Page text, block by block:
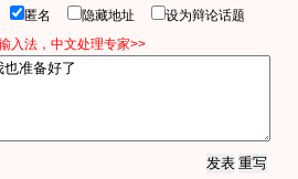
匿名 隐藏地址
设为辩论话题
入法，中文处理专家>>